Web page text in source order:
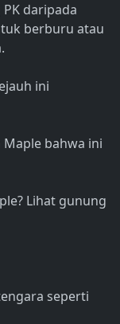
daripada
berburu atau
ini
bahwa ini
Lihat gunung
seperti